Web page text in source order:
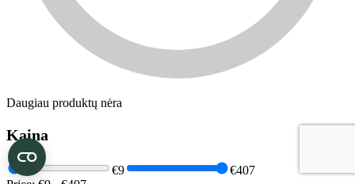
Daugiau produktų nėra
Kaina
€9
€407